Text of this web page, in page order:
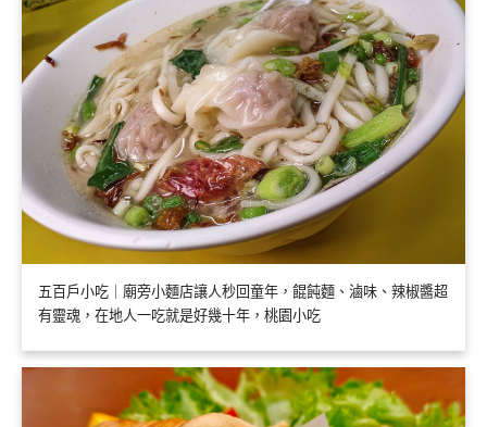
五百戶小吃｜廟旁小麵店讓人秒回童年，餛飩麵、滷味、辣椒醬超
有靈魂，在地人一吃就是好幾十年，桃園小吃